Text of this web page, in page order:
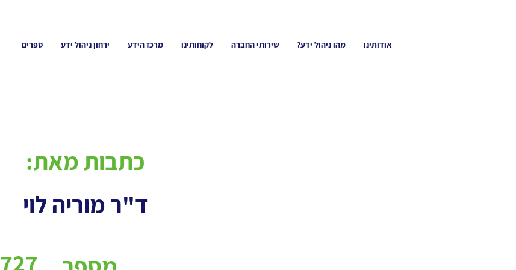
אודותינו מהו ניהול ידע? שירותי החברה לקוחותינו מרכז הידע ירחון ניהול ידע ספרים
ד"ר מוריה לוי
כתבות מאת:
727